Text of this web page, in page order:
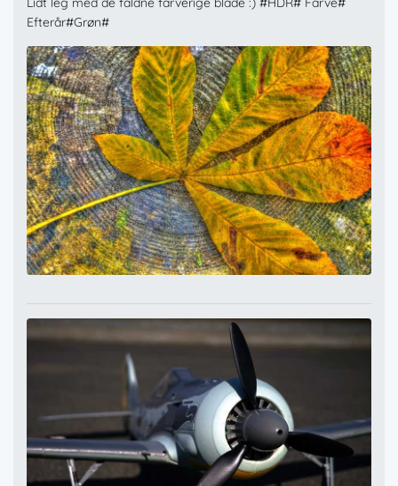
Efterår#Grøn#